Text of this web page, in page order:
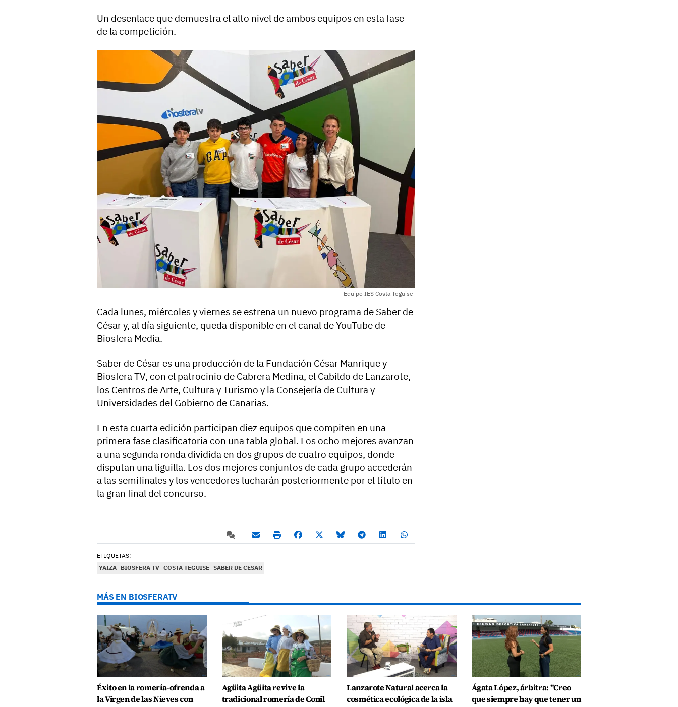
Un desenlace que demuestra el alto nivel de ambos equipos en esta fase
de la competición.
Equipo IES Costa Teguise
Cada lunes, miércoles y viernes se estrena un nuevo programa de Saber de
César y, al día siguiente, queda disponible en el canal de YouTube de
Biosfera Media.
Saber de César es una producción de la Fundación César Manrique y
Biosfera TV, con el patrocinio de Cabrera Medina, el Cabildo de Lanzarote,
los Centros de Arte, Cultura y Turismo y la Consejería de Cultura y
Universidades del Gobierno de Canarias.
En esta cuarta edición participan diez equipos que compiten en una
primera fase clasificatoria con una tabla global. Los ocho mejores avanzan
a una segunda ronda dividida en dos grupos de cuatro equipos, donde
disputan una liguilla. Los dos mejores conjuntos de cada grupo accederán
a las semifinales y los vencedores lucharán posteriormente por el título en
la gran final del concurso.
ETIQUETAS:
YAIZA BIOSFERA TV COSTA TEGUISE SABER DE CESAR
MÁS EN BIOSFERATV
Éxito en la romería-ofrenda a
la Virgen de las Nieves con
Agüita Agüita revive la
tradicional romería de Conil
Lanzarote Natural acerca la
cosmética ecológica de la isla
Ágata López, árbitra: "Creo
que siempre hay que tener un